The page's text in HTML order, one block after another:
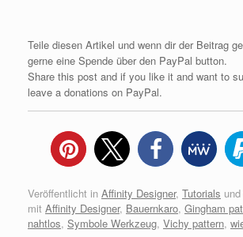
Teile diesen Artikel und wenn dir der Beitrag
gerne eine Spende über den PayPal button.
Share this post and if you like it and want to
leave a donations on PayPal.
Veröffentlicht in Affinity Designer, Tutorials
mit Affinity Designer, Bauernkaro, Gingham
nahtlos, Symbole Werkzeug, Vichy pattern,